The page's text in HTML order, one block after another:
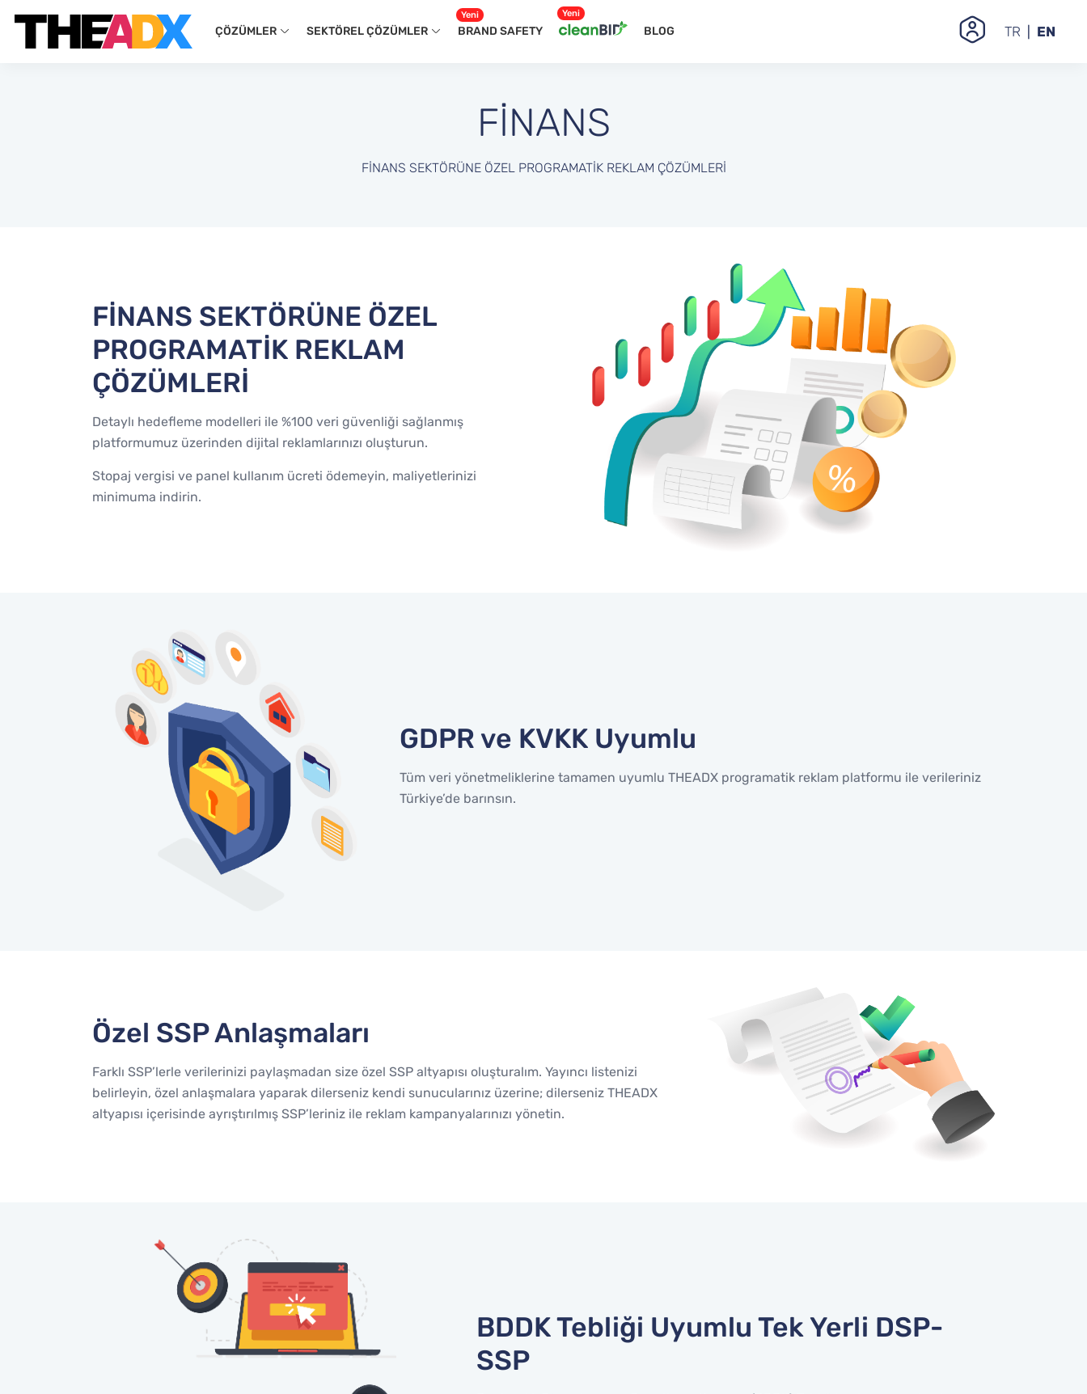
ÇÖZÜMLER SEKTÖREL ÇÖZÜMLER
Yeni
BRAND SAFETY
Yeni
BLOG TR EN
FİNANS
FINANS SEKTÖRÜNE ÖZEL PROGRAMATIK REKLAM ÇÖZÜMLERI
FİNANS SEKTÖRÜNE ÖZEL
PROGRAMATİK REKLAM
ÇÖZÜMLERİ
Detaylı hedefleme modelleri ile %100 veri güvenliği sağlanmış
platformumuz üzerinden dijital reklamlarınızı oluşturun.
Stopaj vergisi ve panel kullanım ücreti ödemeyin, maliyetlerinizi
minimuma indirin.
GDPR ve KVKK Uyumlu
Tüm veri yönetmeliklerine tamamen uyumlu THEADX programatik reklam platformu ile verileriniz
Türkiye’de barınsın.
Özel SSP Anlaşmaları
Farklı SSP’lerle verilerinizi paylaşmadan size özel SSP altyapısı oluşturalım. Yayıncı listenizi
belirleyin, özel anlaşmalara yaparak dilerseniz kendi sunucularınız üzerine; dilerseniz THEADX
altyapısı içerisinde ayrıştırılmış SSP’leriniz ile reklam kampanyalarınızı yönetin.
BDDK Tebliği Uyumlu Tek Yerli DSP-
SSP